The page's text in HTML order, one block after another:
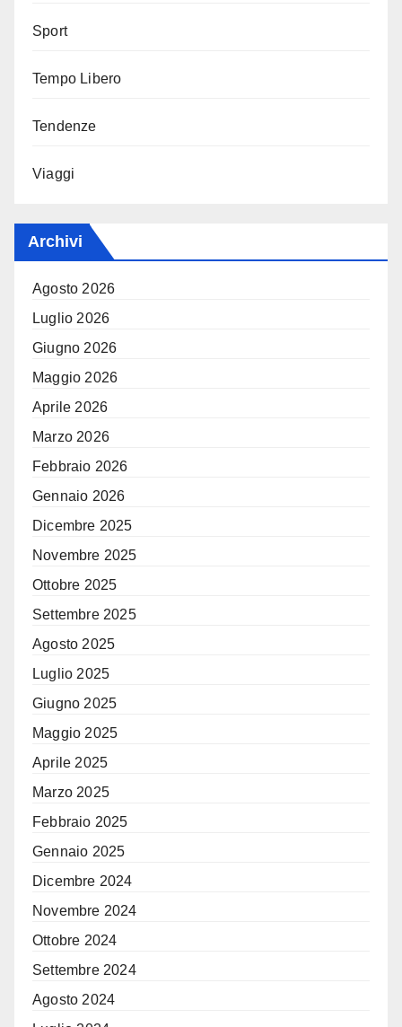
Sport
Tempo Libero
Tendenze
Viaggi
Archivi
Agosto 2026
Luglio 2026
Giugno 2026
Maggio 2026
Aprile 2026
Marzo 2026
Febbraio 2026
Gennaio 2026
Dicembre 2025
Novembre 2025
Ottobre 2025
Settembre 2025
Agosto 2025
Luglio 2025
Giugno 2025
Maggio 2025
Aprile 2025
Marzo 2025
Febbraio 2025
Gennaio 2025
Dicembre 2024
Novembre 2024
Ottobre 2024
Settembre 2024
Agosto 2024